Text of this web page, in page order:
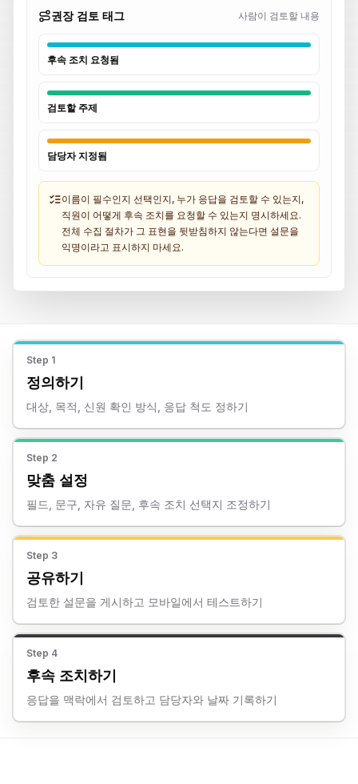
권장 검토 태그 사람이 검토할 내용
후속 조치 요청됨
검토할 주제
담당자 지정됨
이름이 필수인지 선택인지, 누가 응답을 검토할 수 있는지,
직원이 어떻게 후속 조치를 요청할 수 있는지 명시하세요.
전체 수집 절차가 그 표현을 뒷받침하지 않는다면 설문을
익명이라고 표시하지 마세요.
Step 1
정의하기
대상, 목적, 신원 확인 방식, 응답 척도 정하기
Step 2
맞춤 설정
필드, 문구, 자유 질문, 후속 조치 선택지 조정하기
Step 3
공유하기
검토한 설문을 게시하고 모바일에서 테스트하기
Step 4
후속 조치하기
응답을 맥락에서 검토하고 담당자와 날짜 기록하기